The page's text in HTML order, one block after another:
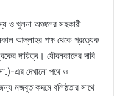
ও খুলনা অঞ্চলের সহকারী
আল্লাহর পক্ষ থেকে প্রত্যেক
দায়িত্ব। যৌবনকালের দাবি
এর দেখানো পথে ও
মজবুত কদমে বলিষ্ঠতার সাথে